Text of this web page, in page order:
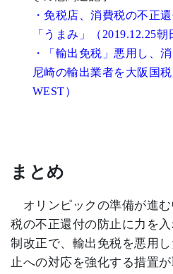
・免税店、消費税の不正
「うまみ」（2019.12.25朝
・「輸出免税」悪用し、
尼崎の輸出業者を大阪国
WEST）
まとめ
オリンピックの準備が進
税の不正還付の防止に力を
制改正で、輸出免税を悪用
止への対応を強化する措置が